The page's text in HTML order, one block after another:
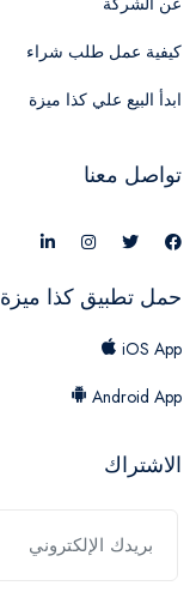
كيفية عمل طلب شراء
ابدأ البيع علي كذا ميزة
تواصل معنا
حمل تطبيق كذا ميزة
iOS App
Android App
الاشتراك